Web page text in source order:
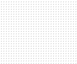
MAIL